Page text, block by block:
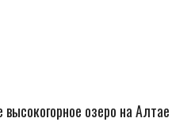
озеро на Алтае